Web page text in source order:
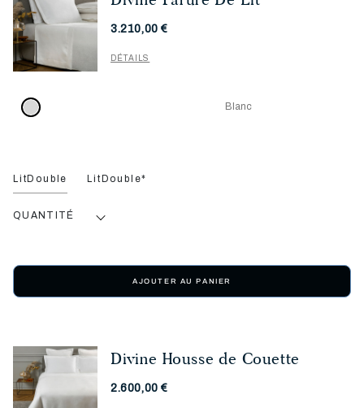
3.210,00 €
DÉTAILS
Blanc
LitDouble LitDouble*
QUANTITÉ
AJOUTER AU PANIER
Divine Housse de Couette
2.600,00 €